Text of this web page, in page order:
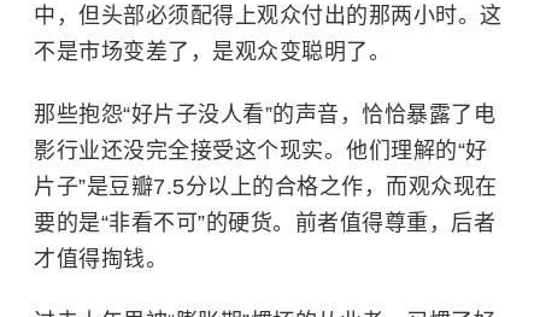
中，但头部必须配得上观众付出的那两小时。这
不是市场变差了，是观众变聪明了。
那些抱怨“好片子没人看”的声音，恰恰暴露了电
影行业还没完全接受这个现实。他们理解的“好
片子”是豆瓣7.5分以上的合格之作，而观众现在
要的是“非看不可”的硬货。前者值得尊重，后者
才值得掏钱。